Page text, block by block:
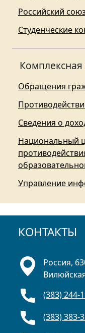
Российский
Студенческие
Комплексная
Обращения
Сведения о
Национальный
Управление
КОНТАКТЫ
Россия,
(383) 244-
(383) 383-